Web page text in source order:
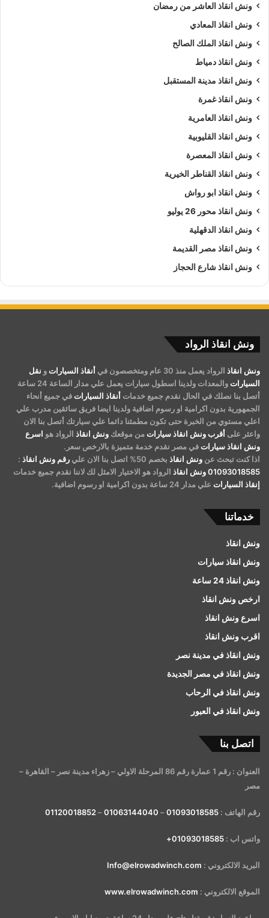
ونش انقاذ العاشر من رمضان
ونش انقاذ المعادي
ونش انقاذ الملك الصالح
ونش انقاذ دمياط
ونش انقاذ مدينة المستقبل
ونش انقاذ غمرة
ونش انقاذ العامرية
ونش انقاذ القليوبية
ونش انقاذ المعصرة
ونش انقاذ القناطر الخيرية
ونش انقاذ ابو رواش
ونش انقاذ محور 26 يوليو
ونش انقاذ الدقهلية
ونش انقاذ مصر القديمة
ونش انقاذ شارع الحجاز
ونش انقاذ الرواد
ونش انقاذ الرواد يعمل منذ 30 عام ومتخصصون في أنقاذ السيارات و نقل
السيارات
والمعدات ولدينا اسطول سيارات يعمل علي مدار الساعة 24 ساعة
أتصل بنا نصلك في الحال نقدم جميع خدمات أنقاذ السيارات في جميع أنحاء
الجمهورية بدون اكرامية او رسوم اضافية ولدينا ايضا فريق سائقين مدرب علي
اعلي مستوي من الخبرة حتى تكون مطمئنا دائما علي سيارتك أتصل بنا الان
واعثر على أقرب ونش انقاذ سيارات من موقعك ونش انقاذ الرواد هو اسرع
ونش انقاذ سيارات في مصر نقدم خدمة متميزة بالارخص سعر.
اذا كنت تبحث عن ونش انقاذ بخصم 50% اتصل بنا الان علي رقم ونش انقاذ :
01093018585ونش انقاذ الرواد هو الاختيار الامثل لك لاننا نقدم جميع خدمات
إنقاذ السيارات علي مدار 24 ساعة بدون اكرامية او رسوم اضافية.
خدماتنا
ونش انقاذ
ونش انقاذ سيارات
ونش انقاذ 24 ساعة
ارخص ونش انقاذ
اسرع ونش انقاذ
اقرب ونش انقاذ
ونش انقاذ في مدينة نصر
ونش انقاذ في مصر الجديدة
ونش انقاذ في الرحاب
ونش انقاذ في العبور
اتصل بنا
العنوان : رقم 1 عمارة رقم 86 المرحلة الاولي – زهراء مدينة نصر – القاهرة –
مصر
رقم الهاتف : 01093018585
–
01063144040
–
01120018852
واتس اب : 01093018585+
البريد الالكتروني : Info@elrowadwinch.com
الموقع الالكتروني : www.elrowadwinch.com